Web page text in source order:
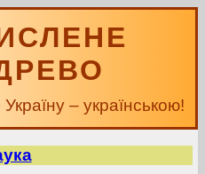
– українською!